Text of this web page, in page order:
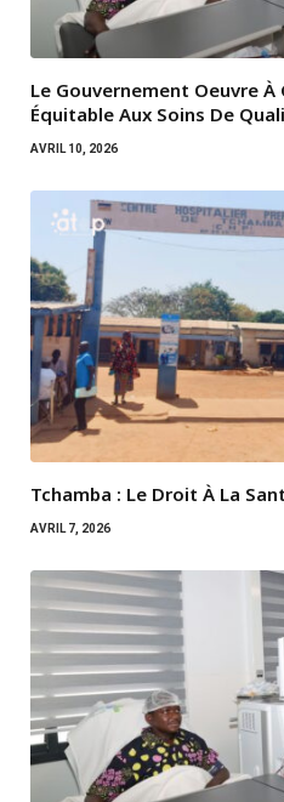
Le Gouvernement Oeuvre À
Équitable Aux Soins De
AVRIL 10, 2026
Tchamba : Le Droit À La
AVRIL 7, 2026